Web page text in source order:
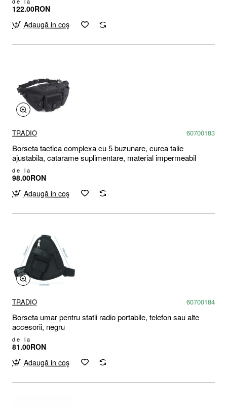
122.00RON
Adaugă in coş
TRADIO 60700183
Borseta tactica complexa cu 5 buzunare, curea talie
ajustabila, catarame suplimentare, material impermeabil
de la
98.00RON
Adaugă in coş
TRADIO 60700184
Borseta umar pentru statii radio portabile, telefon sau alte
accesorii, negru
de la
81.00RON
Adaugă in coş